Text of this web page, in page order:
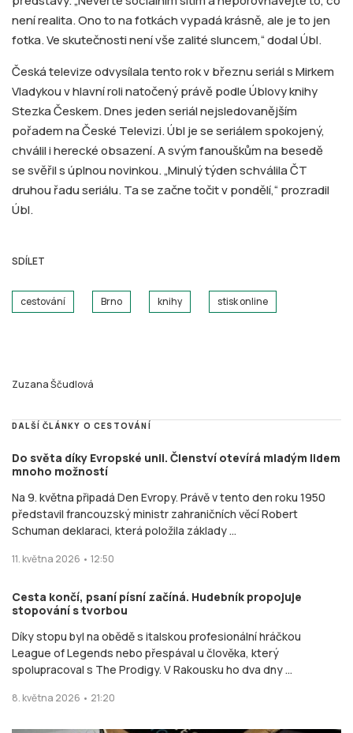
není realita. Ono to na fotkách vypadá krásně, ale je to jen
fotka. Ve skutečnosti není vše zalité sluncem,“ dodal Úbl.​
Česká televize odvysílala tento rok v březnu seriál s Mirkem
Vladykou v hlavní roli natočený právě podle Úblovy knihy
Stezka Českem. Dnes jeden seriál nejsledovanějším
pořadem na České Televizi. Úbl je se seriálem spokojený,
chválil i herecké obsazení. Asvým fanouškům na besedě
se svěřil s úplnou novinkou. „Minulý týden schválila ČT
druhou řadu seriálu. Ta se začne točit v pondělí,“ prozradil
Úbl.
SDÍLET
cestování Brno knihy stisk online
Zuzana Ščudlová
DALŠÍ ČLÁNKY O CESTOVÁNÍ
Do světa díky Evropské unii. Členství otevírá mladým lidem
mnoho možností
Na 9. května připadá Den Evropy. Právě v tento den roku 1950
představil francouzský ministr zahraničních věcí Robert
Schuman deklaraci, která položila základy ...
11. května 2026 • 12:50
Cesta končí, psaní písní začíná. Hudebník propojuje
stopování s tvorbou
Díky stopu byl na obědě s italskou profesionální hráčkou
League of Legends nebo přespával u člověka, který
spolupracoval s The Prodigy. V Rakousku ho dva dny ...
8. května 2026 • 21:20